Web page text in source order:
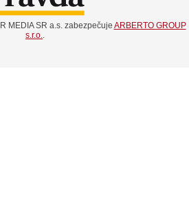
MEDIA SR a.s. zabezpečuje ARBERTO GROUP
s.r.o.